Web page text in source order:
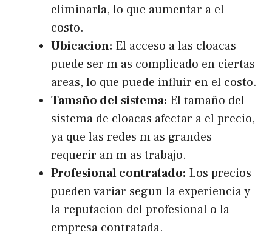
eliminarla, lo que aumentar a el
costo.
Ubicacion: El acceso a las cloacas
puede ser m as complicado en ciertas
areas, lo que puede influir en el costo.
Tamaño del sistema: El tamaño del
sistema de cloacas afectar a el precio,
ya que las redes m as grandes
requerir an m as trabajo.
Profesional contratado: Los precios
pueden variar segun la experiencia y
la reputacion del profesional o la
empresa contratada.